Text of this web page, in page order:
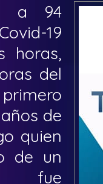
a 94
19
horas,
del
de
quien
de un
fue